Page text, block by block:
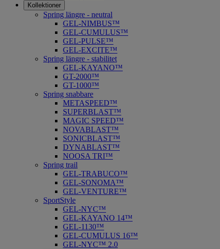
Kollektioner
Spring längre - neutral
​GEL-NIMBUS™
GEL-CUMULUS™
GEL-PULSE™
GEL-EXCITE™
Spring längre - stabilitet
GEL-KAYANO™
GT-2000™
GT-1000™
Spring snabbare
METASPEED™
SUPERBLAST™
MAGIC SPEED™
NOVABLAST™
SONICBLAST™
DYNABLAST™
NOOSA TRI™
Spring trail
GEL-TRABUCO™
GEL-SONOMA™
GEL-VENTURE™
SportStyle
GEL-NYC™
GEL-KAYANO 14™
GEL-1130™
GEL-CUMULUS 16™
GEL-NYC™ 2.0